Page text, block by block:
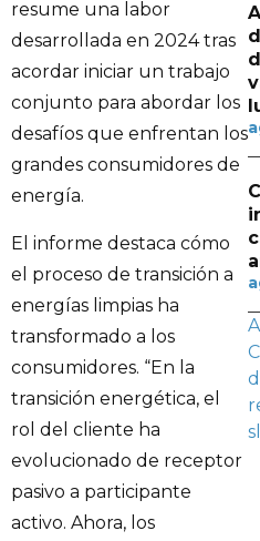
resume una labor
desarrollada en 2024 tras
acordar iniciar un trabajo
conjunto para abordar los
desafíos que enfrentan los
grandes consumidores de
energía.
El informe destaca cómo
el proceso de transición a
energías limpias ha
transformado a los
consumidores. “En la
transición energética, el
rol del cliente ha
evolucionado de receptor
pasivo a participante
activo. Ahora, los